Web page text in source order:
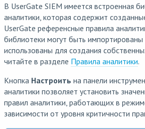
В UserGate SIEM имеется встроенная
аналитики, которая содержит
UserGate референсные правила
библиотеки могут быть импортированы
использованы для создания
читайте в разделе Правила аналитики.
Кнопка Настроить на панели
аналитики позволяет установить
правил аналитики, работающих в
зависимости от уровня критичности